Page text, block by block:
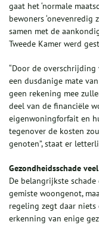
gaat het ‘normale
bewoners ‘onevenredig
samen met de
Tweede Kamer werd
“Door de
een dusdanige mate
geen rekening mee
deel van de financiële
eigenwoningforfait en
tegenover de kosten
genoten”, staat er
Gezondheidsschade
De belangrijkste
gemiste woongenot,
regeling zegt daar
erkenning van enige